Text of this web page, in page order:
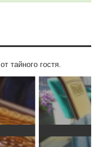
тайного гостя.